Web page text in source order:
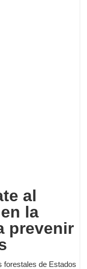
al
la
prevenir
forestales de Estados